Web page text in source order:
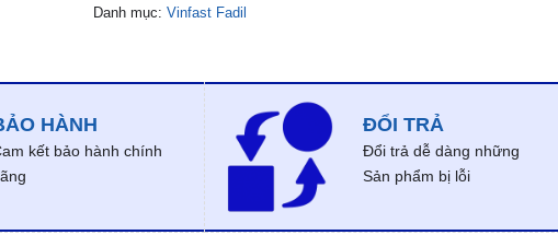
Danh mục: Vinfast Fadil
HÀNH
kết bảo hành chính
ĐỔI TRẢ
Đổi trả dễ dàng những
Sản phẩm bị lỗi